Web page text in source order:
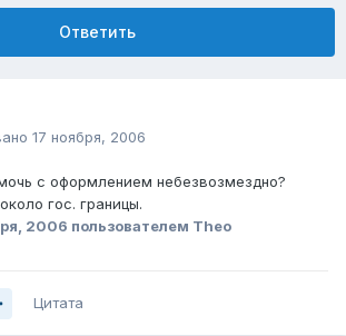
Ответить
17 ноября, 2006
с оформлением небезвозмездно?
гос. границы.
2006 пользователем Theo
Цитата